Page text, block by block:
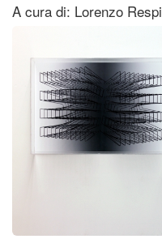
A cura di: Lorenzo Respi